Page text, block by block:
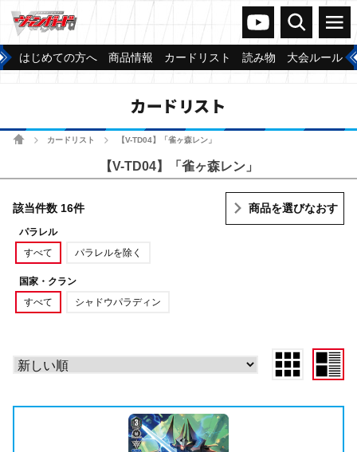
ヴァンガードch
検索 メニュー
はじめての方へ 商品情報 カードリスト 読み物 大会ルール
カードリスト
ホームカードリスト 【V-TD04】「雀ヶ森レン」
【V-TD04】「雀ヶ森レン」
該当件数 16件 商品を選びなおす
パラレル
すべて
パラレルを除く
国家・クラン
すべて
シャドウパラディン